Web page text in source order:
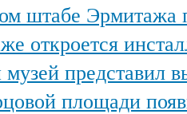
Эрмитажа пройдет
откроется
представил
интерактивная выставка военной техники,